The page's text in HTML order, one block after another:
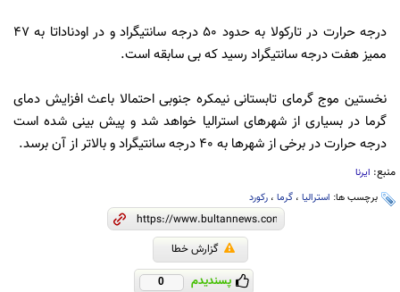
درجه حرارت در تارکولا به حدود 50 درجه سانتیگراد و در اودناداتا به 47
ممیز هفت درجه سانتیگراد رسید که بی سابقه است.
نخستین موج گرمای تابستانی نیمکره جنوبی احتمالا باعث افزایش دمای
گرما در بسیاری از شهرهای استرالیا خواهد شد و پیش بینی شده است
درجه حرارت در برخی از شهرها به 40 درجه سانتیگراد و بالاتر از آن برسد.
منبع: ایرنا
برچسب ها: استرالیا ، گرما ، رکورد
گزارش خطا
پسندیدم 0